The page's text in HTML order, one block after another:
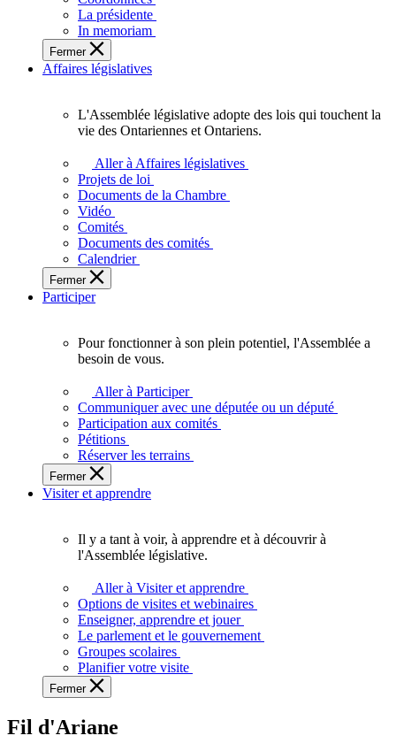
sein
de
l'Assemblée
législative
l'Ontario.
La présidente
In memoriam
Fermer
Affaires législatives
L'Assemblée
adopte
touchent
des
Ontariennes
et
L'Assemblée législative adopte des lois qui touchent la
vie des Ontariennes et Ontariens.
Aller à Affaires législatives
Projets de loi
Documents de la Chambre
Vidéo
Comités
Documents des comités
Calendrier
Fermer
Participer
plein
potentiel,
l'Assemblée
a
besoin
de
Pour fonctionner à son plein potentiel, l'Assemblée a
besoin de vous.
Aller à Participer
Communiquer avec une députée ou un député
Participation aux comités
Pétitions
Réserver les terrains
Fermer
Visiter et apprendre
voir,
apprendre
et
à
à
Il y a tant à voir, à apprendre et à découvrir à
l'Assemblée législative.
Aller à Visiter et apprendre
Options de visites et webinaires
Enseigner, apprendre et jouer
Le parlement et le gouvernement
Groupes scolaires
Planifier votre visite
Fermer
Fil d'Ariane